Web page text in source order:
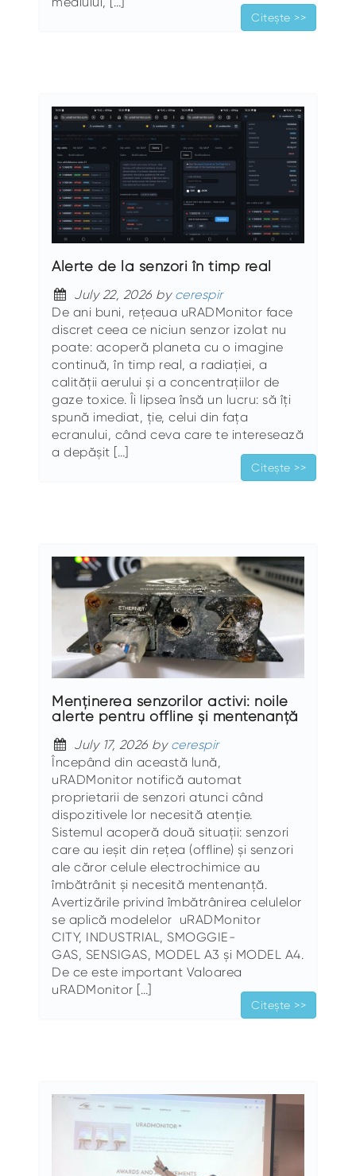
Citește >>
Alerte de la senzori în timp real
July 22, 2026 by cerespir
De ani buni, rețeaua uRADMonitor face
discret ceea ce niciun senzor izolat nu
poate: acoperă planeta cu o imagine
continuă, în timp real, a radiației, a
calității aerului și a concentrațiilor de
gaze toxice. Îi lipsea însă un lucru: să îți
spună imediat, ție, celui din fața
ecranului, când ceva care te interesează
a depășit […]
Citește >>
Menținerea senzorilor activi: noile
alerte pentru offline și mentenanță
July 17, 2026 by cerespir
Începând din această lună,
uRADMonitor notifică automat
proprietarii de senzori atunci când
dispozitivele lor necesită atenție.
Sistemul acoperă două situații: senzori
care au ieșit din rețea (offline) și senzori
ale căror celule electrochimice au
îmbătrânit și necesită mentenanță.
Avertizările privind îmbătrânirea celulelor
se aplică modelelor uRADMonitor
CITY, INDUSTRIAL, SMOGGIE-
GAS, SENSIGAS, MODEL A3 și MODEL A4.
De ce este important Valoarea
uRADMonitor […]
Citește >>